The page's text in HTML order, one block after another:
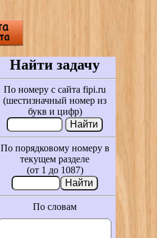
Найти задачу
По номеру с сайта fipi.ru
(шестизначный номер из
букв и цифр)
По порядковому номеру в
текущем разделе
(от 1 до 1087)
По словам